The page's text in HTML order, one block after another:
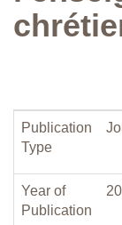
Publication
Type
Year of
Publication